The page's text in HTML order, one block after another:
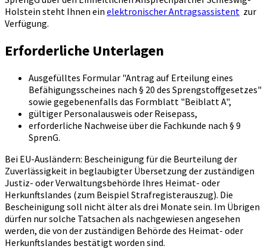
Holstein steht Ihnen ein elektronischer Antragsassistent zur
Verfügung.
Erforderliche Unterlagen
Ausgefülltes Formular "Antrag auf Erteilung eines
Befähigungsscheines nach § 20 des Sprengstoffgesetzes"
sowie gegebenenfalls das Formblatt "Beiblatt A",
gültiger Personalausweis oder Reisepass,
erforderliche Nachweise über die Fachkunde nach § 9
SprenG.
Bei EU-Ausländern: Bescheinigung für die Beurteilung der
Zuverlässigkeit in beglaubigter Übersetzung der zuständigen
Justiz- oder Verwaltungsbehörde Ihres Heimat- oder
Herkunftslandes (zum Beispiel Strafregisterauszug). Die
Bescheinigung soll nicht älter als drei Monate sein. Im Übrigen
dürfen nur solche Tatsachen als nachgewiesen angesehen
werden, die von der zuständigen Behörde des Heimat- oder
Herkunftslandes bestätigt worden sind.